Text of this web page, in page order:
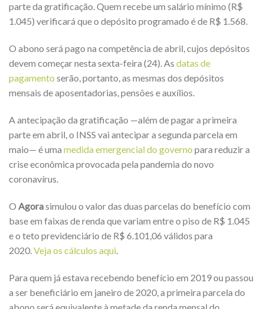
parte da gratificação. Quem recebe um salário mínimo (R$
1.045) verificará que o depósito programado é de R$ 1.568.
O abono será pago na competência de abril, cujos depósitos
devem começar nesta sexta-feira (24). As datas de
pagamento serão, portanto, as mesmas dos depósitos
mensais de aposentadorias, pensões e auxílios.
A antecipação da gratificação —além de pagar a primeira
parte em abril, o INSS vai antecipar a segunda parcela em
maio— é uma medida emergencial do governo para reduzir a
crise econômica provocada pela pandemia do novo
coronavírus.
O Agorasimulou o valor das duas parcelas do benefício com
base em faixas de renda que variam entre o piso de R$ 1.045
e o teto previdenciário de R$ 6.101,06 válidos para
2020.Veja os cálculos aqui.
Para quem já estava recebendo benefício em 2019 ou passou
a ser beneficiário em janeiro de 2020, a primeira parcela do
abono será equivalente à metade da renda mensal do